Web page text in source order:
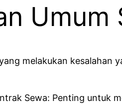
melakukan kesalahan
Sewa: Penting untuk